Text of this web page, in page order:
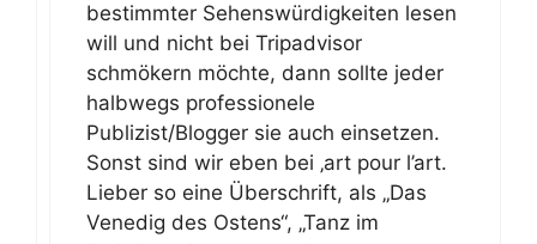
bestimmter Sehenswürdigkeiten lesen
will und nicht bei Tripadvisor
schmökern möchte, dann sollte jeder
halbwegs professionele
Publizist/Blogger sie auch einsetzen.
Sonst sind wir eben bei ‚art pour l’art.
Lieber so eine Überschrift, als „Das
Venedig des Ostens“, „Tanz im